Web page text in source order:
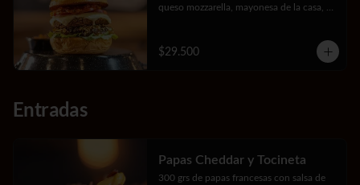
queso mozzarella, mayonesa de la casa,
$29.500
Entradas
Papas Cheddar y Tocineta
300 grs de papas francesas con salsa de